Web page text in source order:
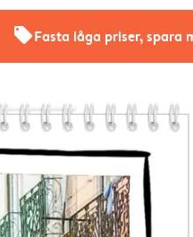
offersFasta låga priser, spara